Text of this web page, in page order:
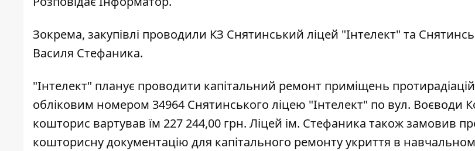
Зокрема, закупівлі проводили КЗ Снятинський ліцей "Інтелект" та
Василя Стефаника.
"Інтелект" планує проводити капітальний ремонт приміщень
обліковим номером 34964 Снятинського ліцею "Інтелект" по вул. Воєводи
кошторис вартував їм 227 244,00 грн. Ліцей ім. Стефаника також замовив
кошторисну документацію для капітального ремонту укриття в